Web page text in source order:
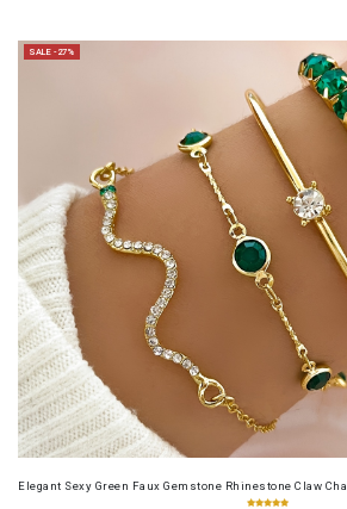
SALE -27%
Elegant Sexy Green Faux Gemstone Rhinestone Claw